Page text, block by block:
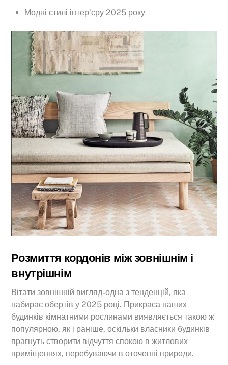
Модні стилі інтер’єру 2025 року
Розмиття кордонів між зовнішнім і
внутрішнім
Вітати зовнішній вигляд-одна з тенденцій, яка
набирає обертів у 2025 році. Прикраса наших
будинків кімнатними рослинами виявляється такою ж
популярною, як і раніше, оскільки власники будинків
прагнуть створити відчуття спокою в житлових
приміщеннях, перебуваючи в оточенні природи.